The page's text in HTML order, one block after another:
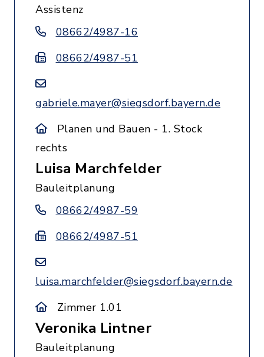
Assistenz
08662/4987-16
08662/4987-51
gabriele.mayer@siegsdorf.bayern.de
Planen und Bauen - 1. Stock
rechts
Luisa Marchfelder
Bauleitplanung
08662/4987-59
08662/4987-51
luisa.marchfelder@siegsdorf.bayern.de
Zimmer 1.01
Veronika Lintner
Bauleitplanung